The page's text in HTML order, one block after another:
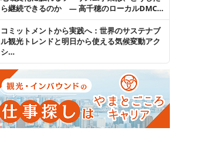
ら継続できるのか ― 高千穂のローカルDMC…
コミットメントから実践へ：世界のサステナブ
ル観光トレンドと明日から使える気候変動アク
シ…